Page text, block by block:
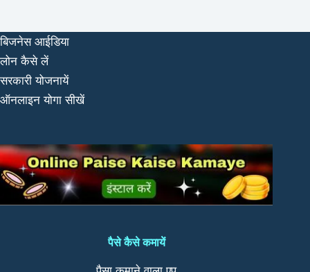
बिजनेस आईडिया
लोन कैसे लें
सरकारी योजनायें
ऑनलाइन योगा सीखें
पैसे कैसे कमायें